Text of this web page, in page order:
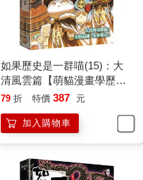
如果歷史是一群喵(15)：大
清風雲篇【萌貓漫畫學歷
史】
79 折 特價 387 元
加入購物車